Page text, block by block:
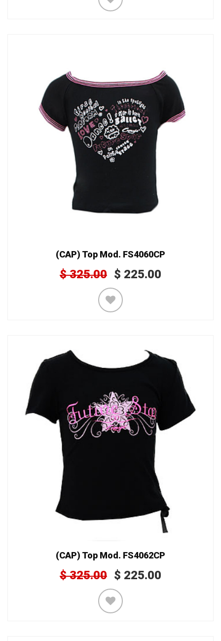
(CAP) Top Mod. FS4060CP
$325.00 $ 225.00
(CAP) Top Mod. FS4062CP
$325.00 $ 225.00